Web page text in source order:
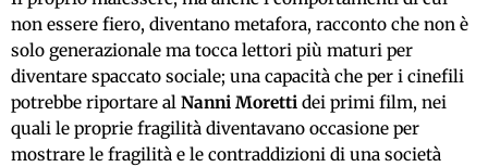
non essere fiero, diventano metafora, racconto che non è
solo generazionale ma tocca lettori più maturi per
diventare spaccato sociale; una capacità che per i cinefili
potrebbe riportare al Nanni Moretti dei primi film, nei
quali le proprie fragilità diventavano occasione per
mostrare le fragilità e le contraddizioni di una società